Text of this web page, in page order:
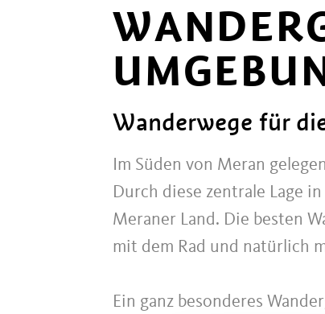
Wanderwege für
Im Süden von Meran
Durch diese zentrale Lage
Meraner Land. Die besten
mit dem Rad und natürlich
Ein ganz besonderes